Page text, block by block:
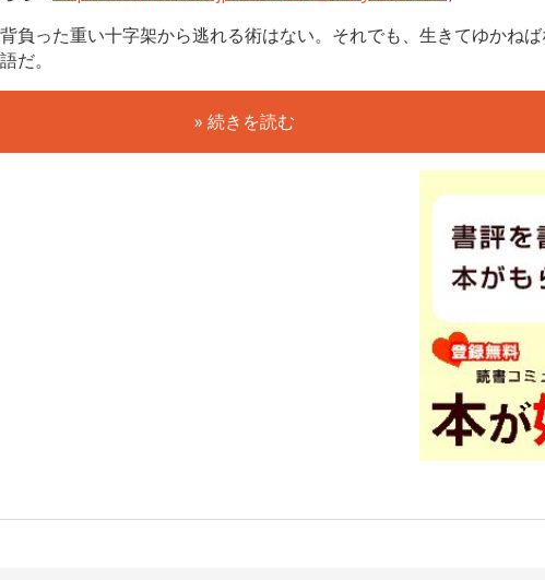
背負った重い十字架から逃れる術はない。それでも、生きてゆかね
語だ。
» 続きを読む